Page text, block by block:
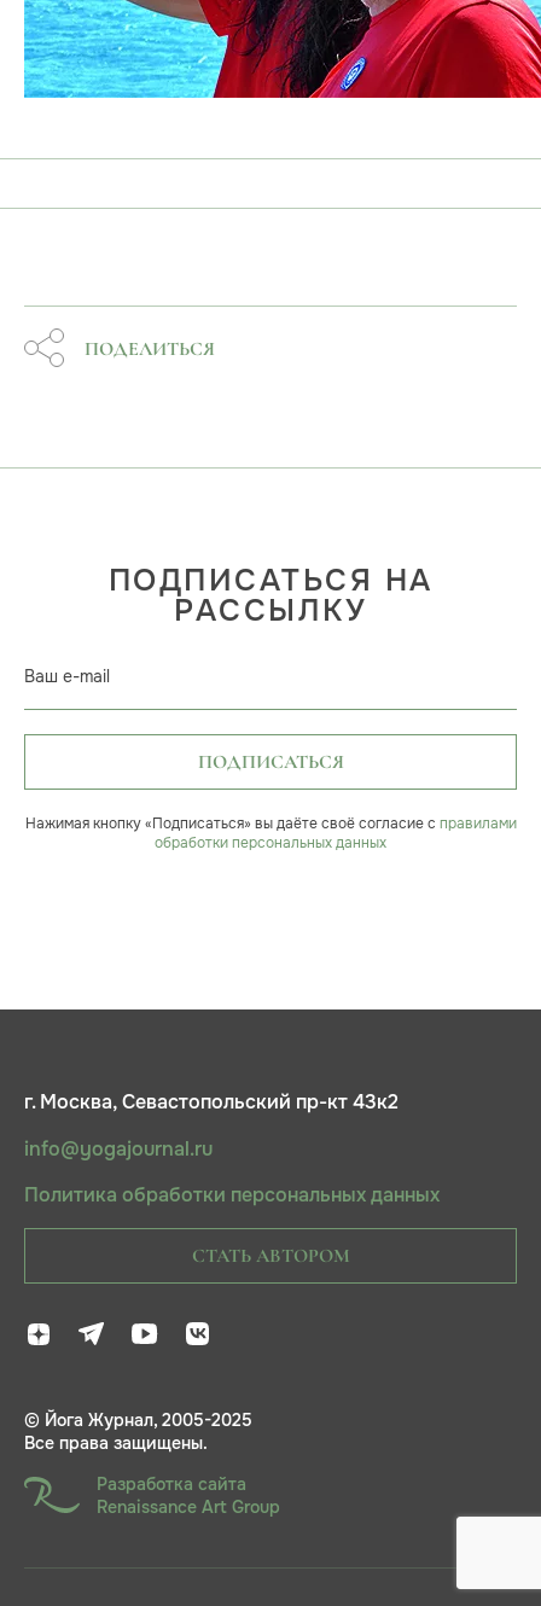
ПОДЕЛИТЬСЯ
ПОДПИСАТЬСЯ НА
РАССЫЛКУ
Ваш e-mail
ПОДПИСАТЬСЯ
Нажимая кнопку «Подписаться» вы даёте своё согласие с правилами
обработки персональных данных
г. Москва, Севастопольский пр-кт 43к2
info@yogajournal.ru
Политика обработки персональных данных
СТАТЬ АВТОРОМ
© Йога Журнал, 2005-2025
Все права защищены.
Разработка сайта
Renaissance Art Group